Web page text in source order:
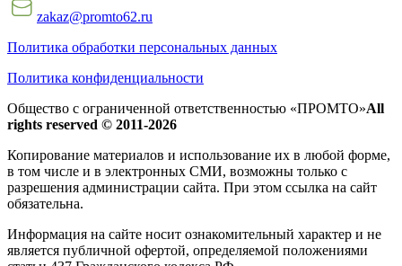
zakaz@promto62.ru
Политика обработки персональных данных
Политика конфиденциальности
Общество с ограниченной ответственностью «ПРОМТО»All
rights reserved © 2011-2026
Копирование материалов и использование их в любой форме,
в том числе и в электронных СМИ, возможны только c
разрешения администрации сайта. При этом ссылка на сайт
обязательна.
Информация на сайте носит ознакомительный характер и не
является публичной офертой, определяемой положениями